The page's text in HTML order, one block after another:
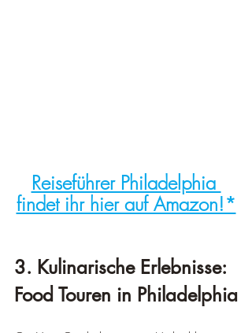
Reiseführer Philadelphia
findet ihr hier auf Amazon!*
3. Kulinarische Erlebnisse:
Food Touren in Philadelphia